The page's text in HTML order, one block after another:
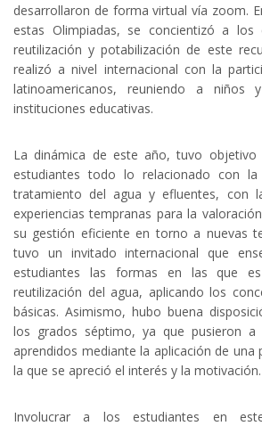
desarrollaron de forma virtual vía zoom.
estas Olimpiadas, se concientizó a los
reutilización y potabilización de este
realizó a nivel internacional con la
latinoamericanos, reuniendo a niños
instituciones educativas.
La dinámica de este año, tuvo
estudiantes todo lo relacionado con
tratamiento del agua y efluentes, con
experiencias tempranas para la
su gestión eficiente en torno a nuevas
tuvo un invitado internacional que
estudiantes las formas en las que
reutilización del agua, aplicando los
básicas. Asimismo, hubo buena
los grados séptimo, ya que pusieron a
aprendidos mediante la aplicación de una
la que se apreció el interés y la motivación.
Involucrar a los estudiantes en